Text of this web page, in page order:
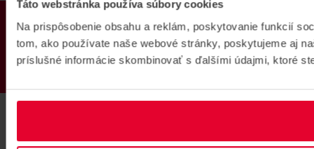
Táto webstránka používa súbory cookies
Na prispôsobenie obsahu a reklám, poskytovanie funkcií
tom, ako používate naše webové stránky, poskytujeme aj
príslušné informácie skombinovať s ďalšími údajmi, ktoré
PRODUKTY